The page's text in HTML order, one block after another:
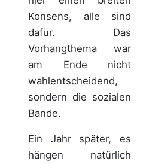
Konsens, alle sind
dafür. Das
Vorhangthema war
am Ende nicht
wahlentscheidend,
sondern die sozialen
Bande.
Ein Jahr später, es
hängen natürlich